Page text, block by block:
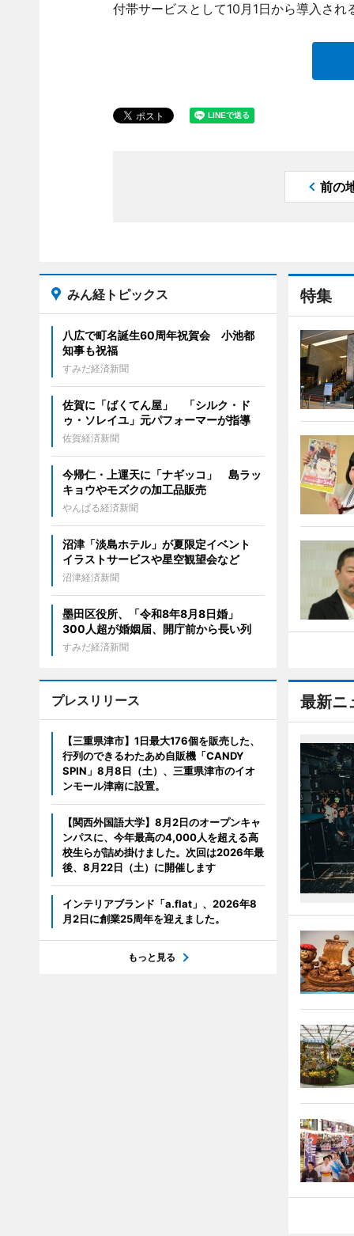
付帯サービスとして10月1日から導入され
前の
特集
最新ニ
みん経トピックス
八広で町名誕生60周年祝賀会 小池都
知事も祝福
すみだ経済新聞
佐賀に「ばくてん屋」 「シルク・ド
ゥ・ソレイユ」元パフォーマーが指導
佐賀経済新聞
今帰仁・上運天に「ナギッコ」 島ラッ
キョウやモズクの加工品販売
やんばる経済新聞
沼津「淡島ホテル」が夏限定イベント
イラストサービスや星空観望会など
沼津経済新聞
墨田区役所、「令和8年8月8日婚」
300人超が婚姻届、開庁前から長い列
すみだ経済新聞
プレスリリース
【三重県津市】1日最大176個を販売した、
行列のできるわたあめ自販機「CANDY
SPIN」8月8日（土）、三重県津市のイオ
ンモール津南に設置。
【関西外国語大学】8月2日のオープンキャ
ンパスに、今年最高の4,000人を超える高
校生らが詰め掛けました。次回は2026年最
後、8月22日（土）に開催します
インテリアブランド「a.flat」、2026年8
月2日に創業25周年を迎えました。
もっと見る